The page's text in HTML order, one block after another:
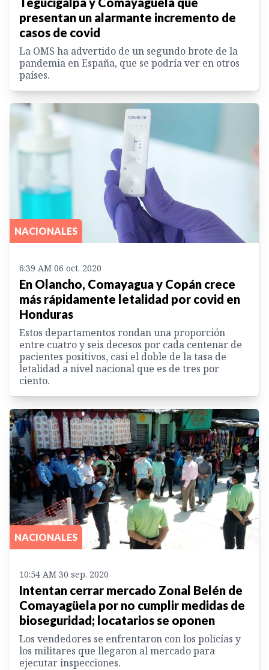
presentan un alarmante incremento de
casos de covid
La OMS ha advertido de un segundo brote de la
pandemia en España, que se podría ver en otros
países.
NACIONALES
6:39 AM 06 oct. 2020
En Olancho, Comayagua y Copán crece
más rápidamente letalidad por covid en
Honduras
Estos departamentos rondan una proporción
entre cuatro y seis decesos por cada centenar de
pacientes positivos, casi el doble de la tasa de
letalidad a nivel nacional que es de tres por
ciento.
NACIONALES
10:54 AM 30 sep. 2020
Intentan cerrar mercado Zonal Belén de
Comayagüela por no cumplir medidas de
bioseguridad; locatarios se oponen
Los vendedores se enfrentaron con los policías y
los militares que llegaron al mercado para
ejecutar inspecciones.